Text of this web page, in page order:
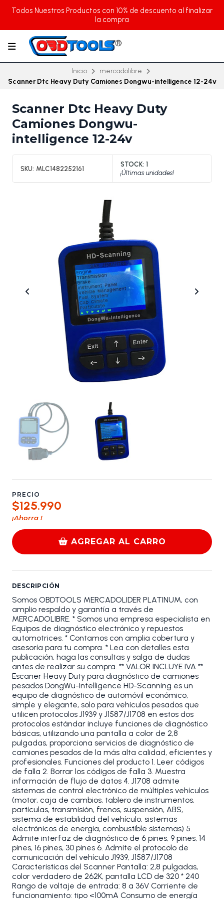
Todos Nuestros Productos con 10% de descuento al finalizar
la compra
Inicio
mercadolibre
Scanner Dtc Heavy Duty Camiones Dongwu-intelligence 12-24v
Scanner Dtc Heavy Duty
Camiones Dongwu-
intelligence 12-24v
SKU: MLC1482252161
STOCK: 1
¡Últimas unidades!
PRECIO
$125.990
¡Ahorra !
AGREGAR AL CARRO
DESCRIPCIÓN
Somos OBDTOOLS MERCADOLIDER PLATINUM, con
amplio respaldo y garantía a través de
MERCADOLIBRE. * Somos una empresa especialista en
Equipos de diagnóstico electrónico y repuestos
automotrices. * Contamos con amplia cobertura y
asesoría para tu compra. * Lea con detalles esta
publicación, haga las consultas y salga de dudas
antes de realizar su compra. ** VALOR INCLUYE IVA **
Escaner Heavy Duty para diagnóstico de camiones
pesados DongWu-Intelligence HD-Scanning es un
equipo de diagnóstico de automóvil económico,
simple y elegante, solo para vehículos pesados que
utilicen protocolos J1939 y J1587/J1708 en estos dos
protocolos estándar incluye funciones de diagnóstico
básicas, utilizando una pantalla a color de 2,8
pulgadas, proporciona servicios de diagnóstico de
camiones pesados de la más alta calidad, eficientes y
profesionales. Funciones del producto 1. Leer códigos
de falla 2. Borrar los códigos de falla 3. Muestra
información de flujo de datos 4. J1708 admite
sistemas de control electrónico de múltiples vehículos
(motor, caja de cambios, tablero de instrumentos,
partículas, transmisión, frenos, suspensión, ABS,
sistema de estabilidad del vehículo, sistemas
electrónicos de energía, combustible sistemas) 5.
Admite interfaz de diagnóstico de 6 pines, 9 pines, 14
pines, 16 pines, 30 pines 6. Admite el protocolo de
comunicación del vehículo J1939, J1587/J1708
Caracteristicas del Scanner Pantalla: 2,8 pulgadas,
color verdadero de 262K, pantalla LCD de 320 * 240
Rango de voltaje de entrada: 8 a 36V Corriente de
funcionamiento: tipo <100mA Consumo de energía